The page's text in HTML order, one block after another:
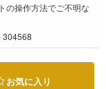
の操作方法でご不明な
304568
お気に入り